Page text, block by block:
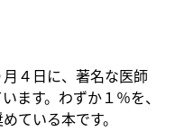
月４日に、著名な医師
ます。わずか１％を、
ている本です。